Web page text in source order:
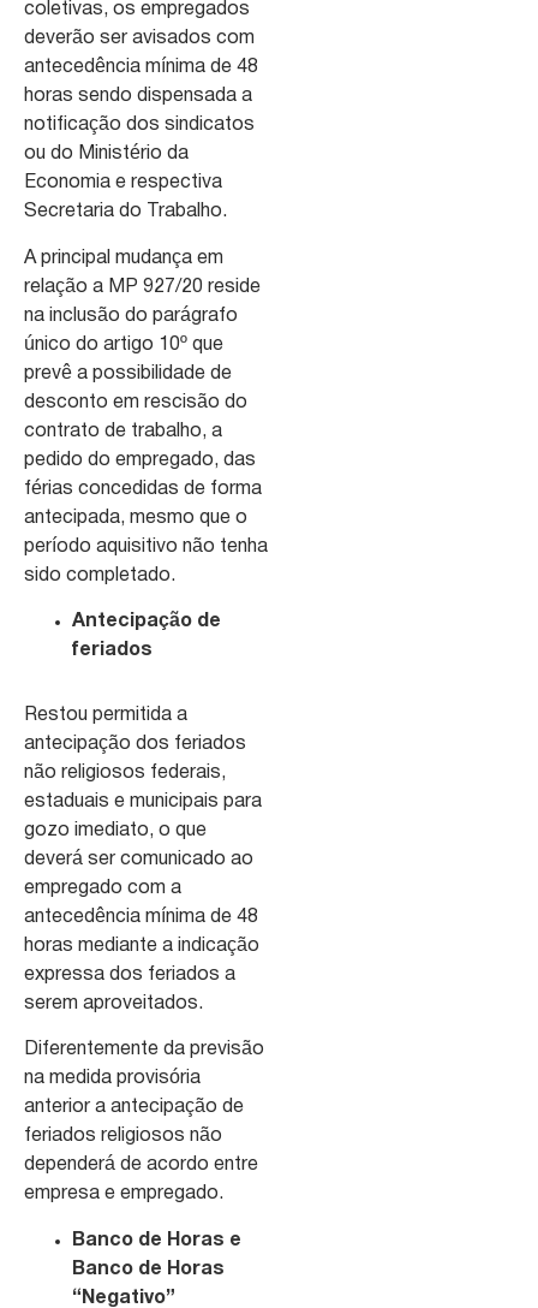
coletivas, os empregados
deverão ser avisados com
antecedência mínima de 48
horas sendo dispensada a
notificação dos sindicatos
ou do Ministério da
Economia e respectiva
Secretaria do Trabalho.
A principal mudança em
relação a MP 927/20 reside
na inclusão do parágrafo
único do artigo 10º que
prevê a possibilidade de
desconto em rescisão do
contrato de trabalho, a
pedido do empregado, das
férias concedidas de forma
antecipada, mesmo que o
período aquisitivo não tenha
sido completado.
Antecipação de
feriados
Restou permitida a
antecipação dos feriados
não religiosos federais,
estaduais e municipais para
gozo imediato, o que
deverá ser comunicado ao
empregado com a
antecedência mínima de 48
horas mediante a indicação
expressa dos feriados a
serem aproveitados.
Diferentemente da previsão
na medida provisória
anterior a antecipação de
feriados religiosos não
dependerá de acordo entre
empresa e empregado.
Banco de Horas e
Banco de Horas
“Negativo”